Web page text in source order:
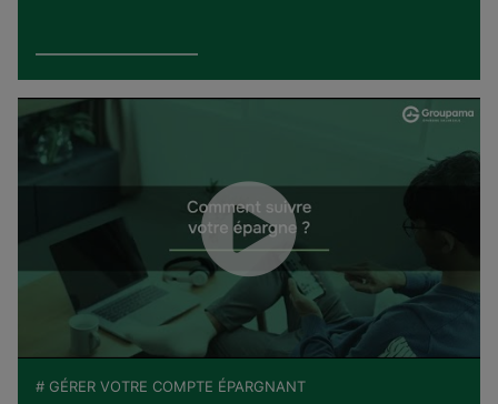
# GÉRER VOTRE COMPTE ÉPARGNANT